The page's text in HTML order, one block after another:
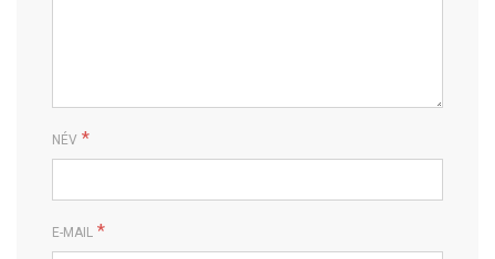
NÉV *
E-MAIL *